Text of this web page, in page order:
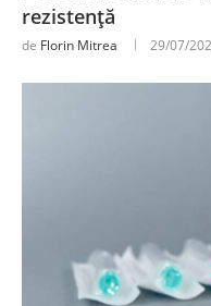
rezistență
de Florin Mitrea 29/07/